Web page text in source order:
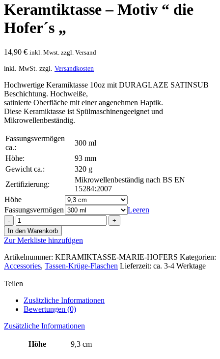
Keramtiktasse – Motiv “ die
Hofer´s „
14,90 € inkl. Mwst. zzgl. Versand
inkl. MwSt. zzgl. Versandkosten
Hochwertige Keramiktasse 10oz mit DURAGLAZE SATINSUB
Beschichtung. Hochweiße,
satinierte Oberfläche mit einer angenehmen Haptik.
Diese Keramiktasse ist Spülmaschinengeeignet und
Mikrowellenbeständig.
Fassungsvermögen
ca.:
300 ml
Höhe:
93 mm
Gewicht ca.:
320 g
Zertifizierung:
Mikrowellenbeständig nach BS EN
15284:2007
Höhe
Fassungsvermögen
Leeren
Keramtiktasse
-
Motiv
"
die
Hofer
´s
"
In den Warenkorb
Zur Merkliste hinzufügen
Artikelnummer: KERAMIKTASSE-MARIE-HOFERS Kategorien:
Accessories, Tassen-Krüge-Flaschen Lieferzeit: ca. 3-4 Werktage
Teilen
Zusätzliche Informationen
Bewertungen (0)
Zusätzliche Informationen
Höhe 9,3 cm